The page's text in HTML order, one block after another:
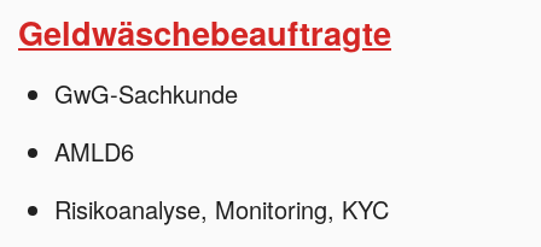
Geldwäschebeauftragte
GwG-Sachkunde
AMLD6
Risikoanalyse, Monitoring, KYC